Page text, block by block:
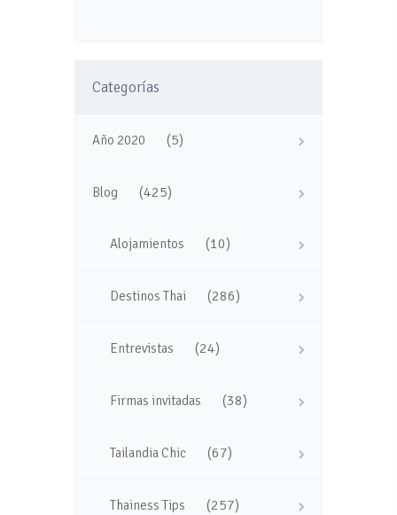
Categorías
Año 2020 (5)
Blog (425)
Alojamientos (10)
Destinos Thai (286)
Entrevistas (24)
Firmas invitadas (38)
Tailandia Chic (67)
Thainess Tips (257)